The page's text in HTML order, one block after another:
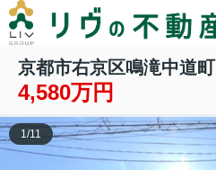
京都市右京区鳴滝中道町
4,580万円
1/11